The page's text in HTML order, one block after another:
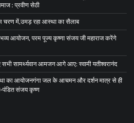
: प्रवीण सेठी
चरण में,उमड़ रहा आस्था का सैलाब
आयोजन, परम पूज्य कृष्णा संजय जी महाराज करेंगे
सभी सामर्थ्यवान आमजन आगे आए: स्वामी यतीश्वरानंद
का आयोजनगंगा जल के आचमन और दर्शन मात्र से ही
पंडित संजय कृष्ण